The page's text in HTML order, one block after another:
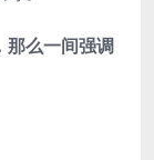
那么一间强调